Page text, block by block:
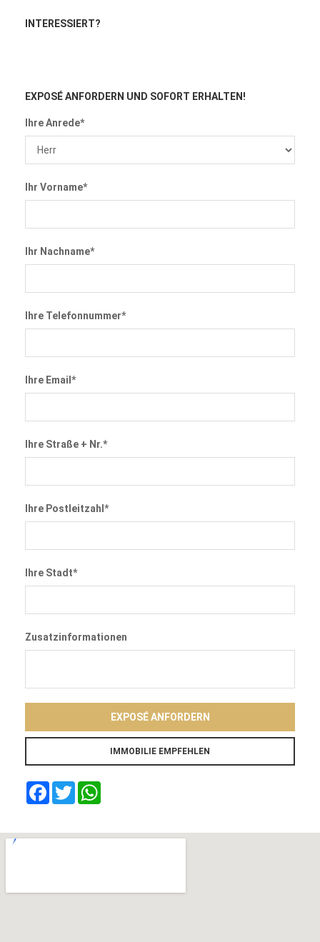
INTERESSIERT?
EXPOSÉ ANFORDERN UND SOFORT ERHALTEN!
Ihre Anrede*
Ihr Vorname*
Ihr Nachname*
Ihre Telefonnummer*
Ihre Email*
Ihre Straße + Nr.*
Ihre Postleitzahl*
Ihre Stadt*
Zusatzinformationen
EXPOSÉ ANFORDERN
Facebook
Twitter